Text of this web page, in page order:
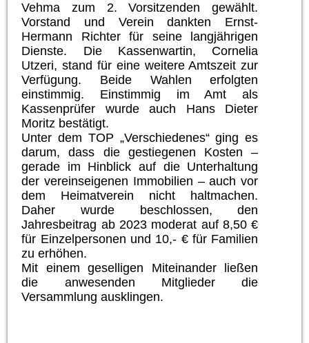
Vehma zum 2. Vorsitzenden gewählt.
Vorstand und Verein dankten Ernst-
Hermann Richter für seine langjährigen
Dienste. Die Kassenwartin, Cornelia
Utzeri, stand für eine weitere Amtszeit zur
Verfügung. Beide Wahlen erfolgten
einstimmig. Einstimmig im Amt als
Kassenprüfer wurde auch Hans Dieter
Moritz bestätigt.
Unter dem TOP „Verschiedenes“ ging es
darum, dass die gestiegenen Kosten –
gerade im Hinblick auf die Unterhaltung
der vereinseigenen Immobilien – auch vor
dem Heimatverein nicht haltmachen.
Daher wurde beschlossen, den
Jahresbeitrag ab 2023 moderat auf 8,50 €
für Einzelpersonen und 10,- € für Familien
zu erhöhen.
Mit einem geselligen Miteinander ließen
die anwesenden Mitglieder die
Versammlung ausklingen.